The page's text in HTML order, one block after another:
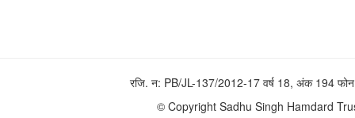
रजि. न: PB/JL-137/2012-17 वर्ष 18, अंक 194
© Copyright Sadhu Singh Hamdard